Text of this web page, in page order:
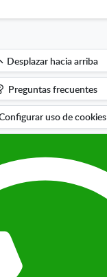
Desplazar
hacia
arriba
Desplazar hacia arriba
Preguntas frecuentes
uso de cookies